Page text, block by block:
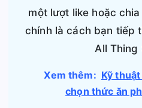
một lượt like hoặc
chính là cách bạn tiếp
All Thing
Xem thêm: Kỹ
chọn thức ăn